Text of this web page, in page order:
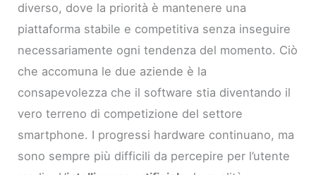
diverso, dove la priorità è mantenere una
piattaforma stabile e competitiva senza inseguire
necessariamente ogni tendenza del momento. Ciò
che accomuna le due aziende è la
consapevolezza che il software stia diventando il
vero terreno di competizione del settore
smartphone. I progressi hardware continuano, ma
sono sempre più difficili da percepire per l’utente